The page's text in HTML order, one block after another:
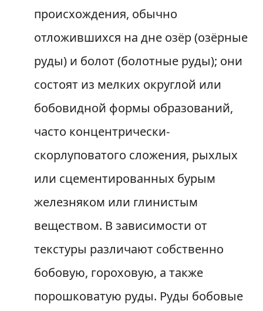
происхождения, обычно
отложившихся на дне озёр (озёрные
руды) и болот (болотные руды); они
состоят из мелких округлой или
бобовидной формы образований,
часто концентрически-
скорлуповатого сложения, рыхлых
или сцементированных бурым
железняком или глинистым
веществом. В зависимости от
текстуры различают собственно
бобовую, гороховую, а также
порошковатую руды. Руды бобовые